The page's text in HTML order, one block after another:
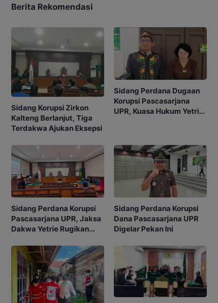
Berita Rekomendasi
Sidang Korupsi Zirkon
Kalteng Berlanjut, Tiga
Terdakwa Ajukan Eksepsi
Sidang Perdana Dugaan
Korupsi Pascasarjana
UPR, Kuasa Hukum Yetrie
Sidang Perdana Korupsi
Pascasarjana UPR, Jaksa
Dakwa Yetrie Rugikan
Sidang Perdana Korupsi
Dana Pascasarjana UPR
Digelar Pekan Ini